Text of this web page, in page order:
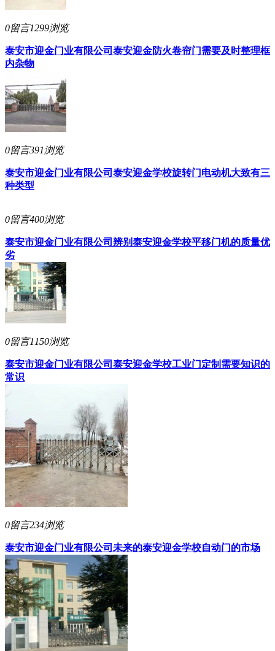
0留言1299浏览
泰安市迎金门业有限公司 泰安迎金防火卷帘门需要及时整理框
内杂物
0留言391浏览
泰安市迎金门业有限公司 泰安迎金学校旋转门电动机大致有三
种类型
0留言400浏览
泰安市迎金门业有限公司 辨别泰安迎金学校平移门机的质量优
劣
0留言1150浏览
泰安市迎金门业有限公司 泰安迎金学校工业门定制需要知识的
常识
0留言234浏览
泰安市迎金门业有限公司 未来的泰安迎金学校自动门的市场